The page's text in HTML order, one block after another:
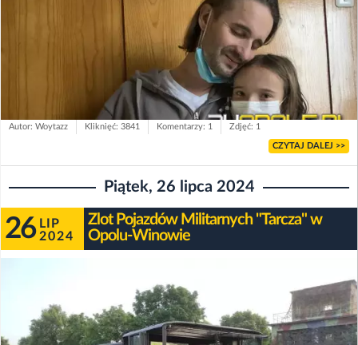
Autor: Woytazz Kliknięć: 3841 Komentarzy: 1 Zdjęć: 1
CZYTAJ DALEJ >>
Piątek, 26 lipca 2024
26 LIP
2024
Zlot Pojazdów Militarnych "Tarcza" w
Opolu-Winowie